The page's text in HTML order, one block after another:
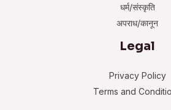
धर्म/संस्कृति
अपराध/कानून
Legal
Privacy Policy
Terms and